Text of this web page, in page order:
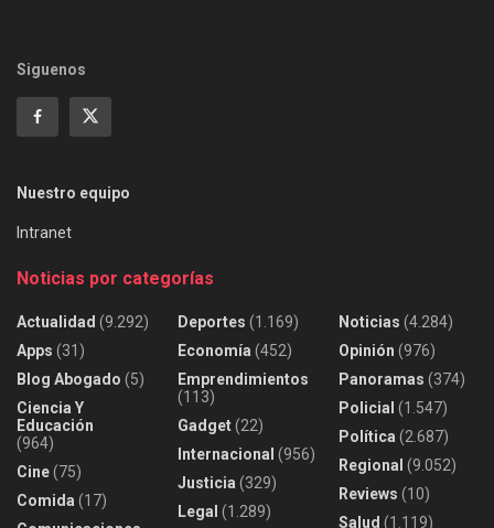
Siguenos
Nuestro equipo
Intranet
Noticias por categorías
Actualidad (9.292)
Apps (31)
Blog Abogado (5)
Ciencia Y
Educación
(964)
Cine(75)
Comida (17)
Deportes (1.169)
Economía (452)
Emprendimientos
(113)
Gadget(22)
Internacional (956)
Justicia (329)
Legal (1.289)
Noticias (4.284)
Opinión (976)
Panoramas (374)
Policial (1.547)
Política (2.687)
Regional (9.052)
Reviews (10)
Salud (1.119)